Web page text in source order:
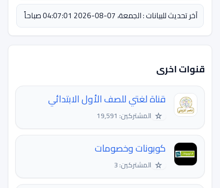
آخر تحديث للبيانات : الجمعة، 07-08-2026 04:07:01 صباحاً
قنوات اخرى
قناة لغتي للصف الأول الابتدائي
☆ المشتركين: 19,591
كوبونات وخصومات
☆ المشتركين: 3